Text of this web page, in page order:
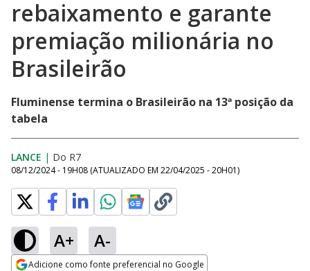
rebaixamento e garante
premiação milionária no
Brasileirão
Fluminense termina o Brasileirão na 13ª posição da
tabela
LANCE | Do R7
08/12/2024 - 19H08 (ATUALIZADO EM 22/04/2025 - 20H01)
A+ A-
Adicione como fonte preferencial no Google